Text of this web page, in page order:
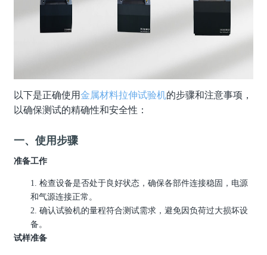
以下是正确使用金属材料拉伸试验机的步骤和注意事项，
以确保测试的精确性和安全性：
一、使用步骤
准备工作
1.检查设备是否处于良好状态，确保各部件连接稳固，电源
和气源连接正常。
2.确认试验机的量程符合测试需求，避免因负荷过大损坏设
备。
试样准备